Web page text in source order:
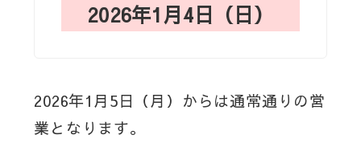
2026年1月4日（日）
2026年1月5日（月）からは通常通りの営
業となります。